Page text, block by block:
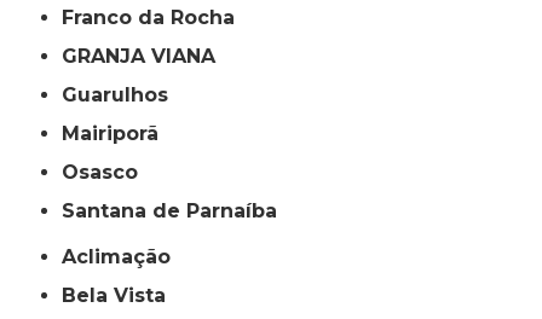
Franco da Rocha
GRANJA VIANA
Guarulhos
Mairiporã
Osasco
Santana de Parnaíba
Aclimação
Bela Vista